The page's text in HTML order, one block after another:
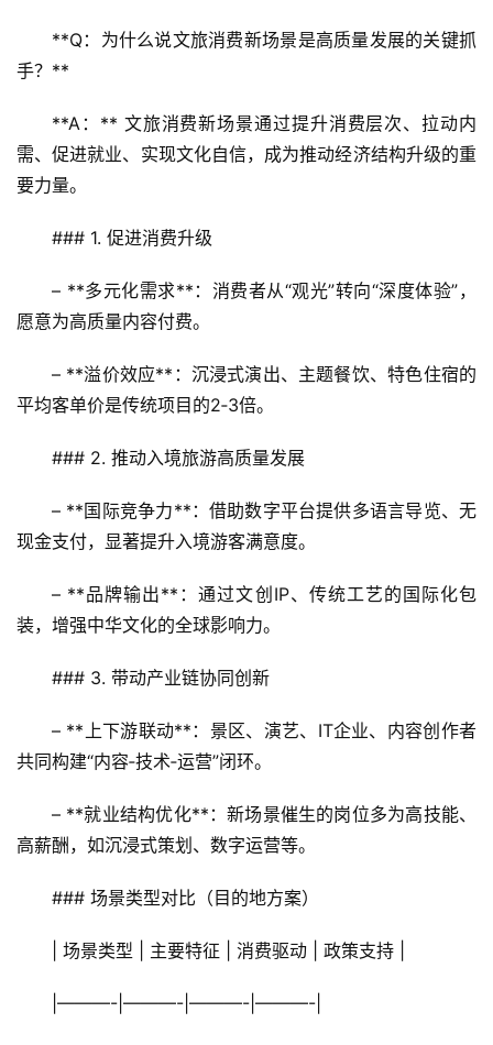
**Q：为什么说文旅消费新场景是高质量发展的关键抓
手？**
**A：** 文旅消费新场景通过提升消费层次、拉动内
需、促进就业、实现文化自信，成为推动经济结构升级的重
要力量。
### 1. 促进消费升级
– **多元化需求**：消费者从“观光”转向“深度体验”，
愿意为高质量内容付费。
– **溢价效应**：沉浸式演出、主题餐饮、特色住宿的
平均客单价是传统项目的2‑3倍。
### 2. 推动入境旅游高质量发展
– **国际竞争力**：借助数字平台提供多语言导览、无
现金支付，显著提升入境游客满意度。
– **品牌输出**：通过文创IP、传统工艺的国际化包
装，增强中华文化的全球影响力。
### 3. 带动产业链协同创新
– **上下游联动**：景区、演艺、IT企业、内容创作者
共同构建“内容‑技术‑运营”闭环。
– **就业结构优化**：新场景催生的岗位多为高技能、
高薪酬，如沉浸式策划、数字运营等。
### 场景类型对比（目的地方案）
| 场景类型 | 主要特征 | 消费驱动 | 政策支持 |
|———-|———-|———-|———-|